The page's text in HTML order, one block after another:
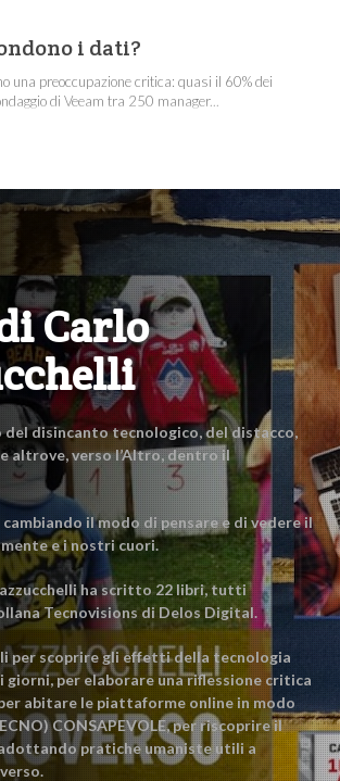
i dati?
una preoccupazione critica: quasi il 60% dei
di Veeam tra 250 manager...
Carlo
del disincanto tecnologico, del distacco,
altrove, verso l’Altro, dentro il
il modo di pensare e di vedere il
e i nostri cuori.
ha scritto 22 libri, tutti
Tecnovisions di Delos Digital.
per scoprire gli effetti della tecnologia
per elaborare una riflessione critica
abitare le piattaforme online in modo
CONSAPEVOLE, per riscoprire il
adottando pratiche umaniste utili a